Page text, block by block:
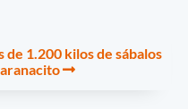
de 1.200 kilos de sábalos